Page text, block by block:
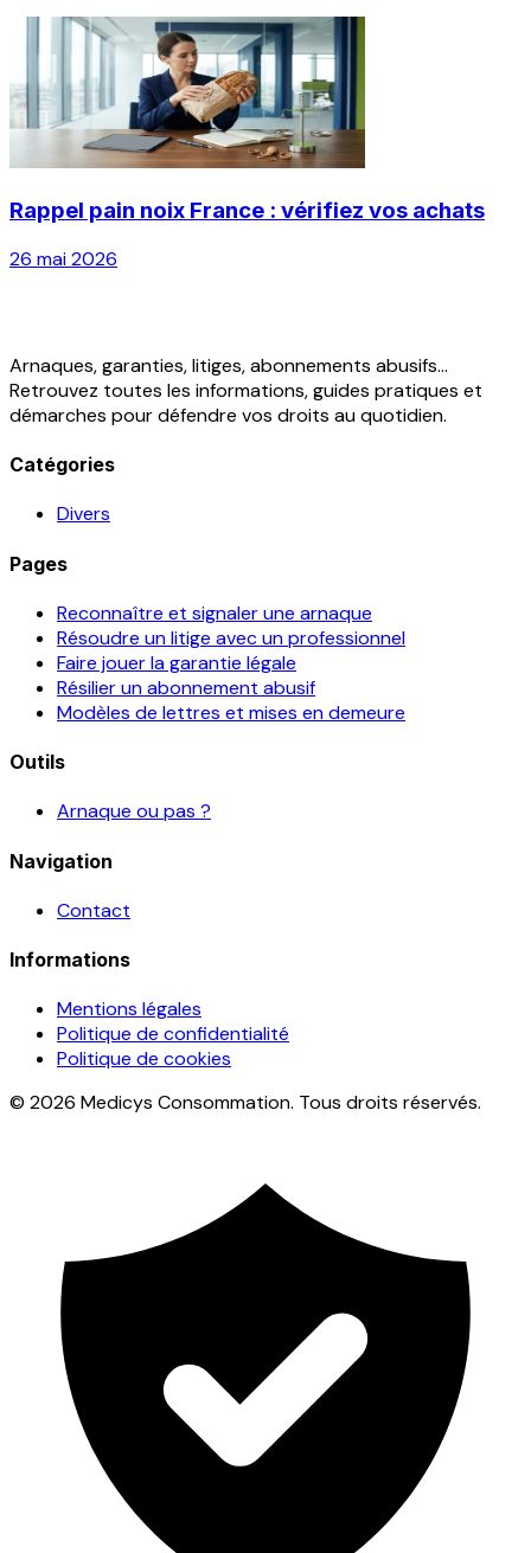
Rappel pain noix France : vérifiez vos achats
26 mai 2026
Arnaques, garanties, litiges, abonnements abusifs...
Retrouvez toutes les informations, guides pratiques et
démarches pour défendre vos droits au quotidien.
Catégories
Divers
Pages
Reconnaître et signaler une arnaque
Résoudre un litige avec un professionnel
Faire jouer la garantie légale
Résilier un abonnement abusif
Modèles de lettres et mises en demeure
Outils
Arnaque ou pas ?
Navigation
Contact
Informations
Mentions légales
Politique de confidentialité
Politique de cookies
© 2026 Medicys Consommation. Tous droits réservés.